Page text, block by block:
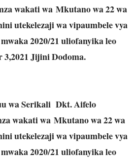
wakati wa Mkutano wa 22 wa
utekelezaji wa vipaumbele vya
2020/21 uliofanyika leo
3,2021 Jijini Dodoma.
wa Serikali Dkt. Aifelo
wakati wa Mkutano wa 22 wa
utekelezaji wa vipaumbele vya
2020/21 uliofanyika leo